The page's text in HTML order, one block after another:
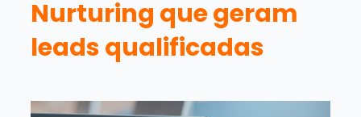
Nurturing que geram
leads qualificadas